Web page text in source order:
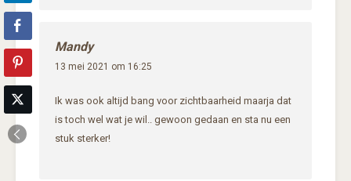
Mandy
13 mei 2021 om 16:25
Ik was ook altijd bang voor zichtbaarheid maarja dat
is toch wel wat je wil.. gewoon gedaan en sta nu een
stuk sterker!